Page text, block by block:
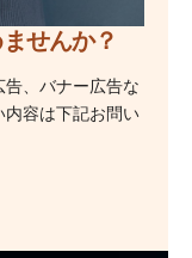
せんか？
、バナー広告な
内容は下記お問い